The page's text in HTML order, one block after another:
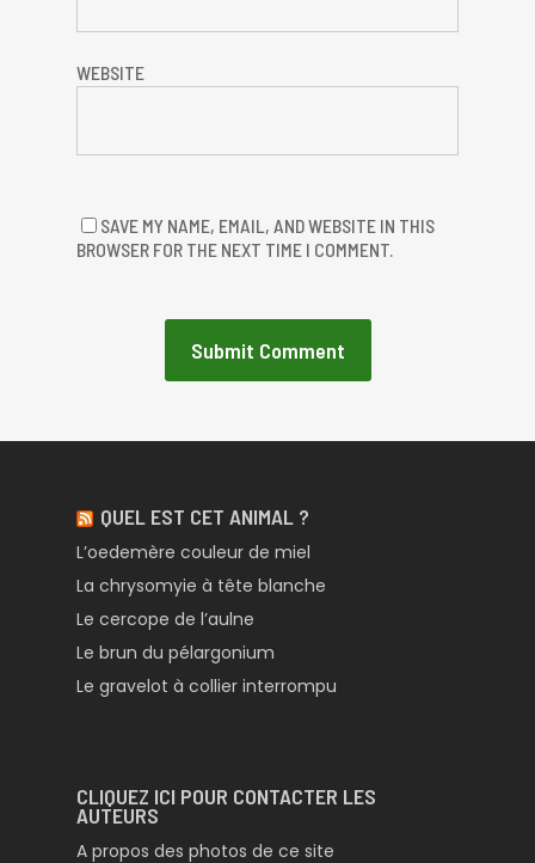
WEBSITE
SAVE MY NAME, EMAIL, AND WEBSITE IN THIS
BROWSER FOR THE NEXT TIME I COMMENT.
QUEL EST CET ANIMAL ?
L’oedemère couleur de miel
La chrysomyie à tête blanche
Le cercope de l’aulne
Le brun du pélargonium
Le gravelot à collier interrompu
CLIQUEZ ICI POUR CONTACTER LES
AUTEURS
A propos des photos de ce site